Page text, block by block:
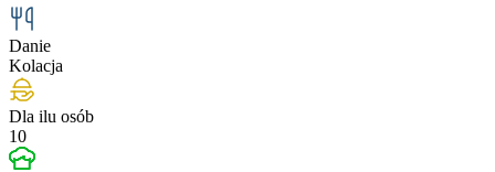
Danie
Kolacja
Dla ilu osób
10